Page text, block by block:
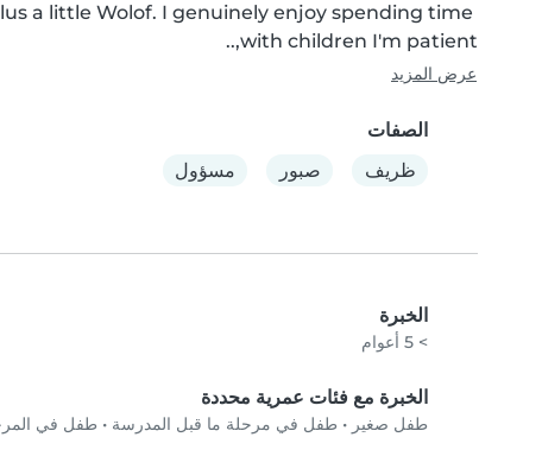
a little Wolof. I genuinely enjoy spending time
with children I'm patient,..
عرض المزيد
الصفات
ظريف
صبور مسؤول
الخبرة
> 5 أعوام
الخبرة مع فئات عمرية محددة
طفل صغير • طفل في مرحلة ما قبل المدرسة • طفل في